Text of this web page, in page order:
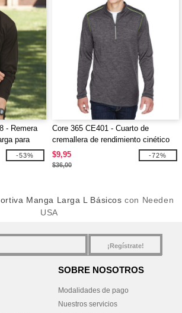
- Remera
para
-53%
Core 365 CE401 - Cuarto de
cremallera de rendimiento cinético
para hombre
$9,95
$36,00
-72%
Manga Larga L Básicos con Needen
USA
¡Regístrate!
SOBRE NOSOTROS
Modalidades de pago
Nuestros servicios